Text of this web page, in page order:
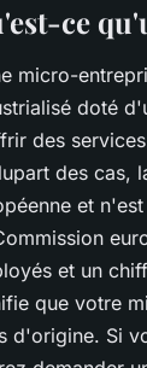
ce
micro-
doté
des
des cas,
et
et un
que votre
d'origine. Si